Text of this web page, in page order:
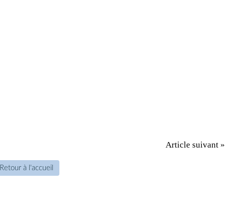
Article suivant »
Retour à l'accueil